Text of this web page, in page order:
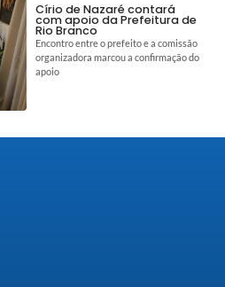
Círio de Nazaré contará
com apoio da Prefeitura de
Rio Branco
Encontro entre o prefeito e a comissão
organizadora marcou a confirmação do
apoio